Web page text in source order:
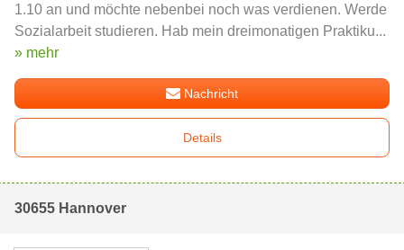
1.10 an und möchte nebenbei noch was verdienen. Werde
Sozialarbeit studieren. Hab mein dreimonatigen Praktiku...
» mehr
Nachricht
Details
30655 Hannover